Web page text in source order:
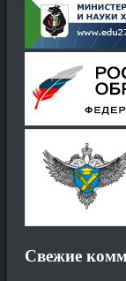
Свежие